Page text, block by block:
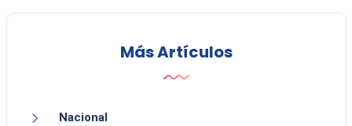
Más Artículos
Nacional